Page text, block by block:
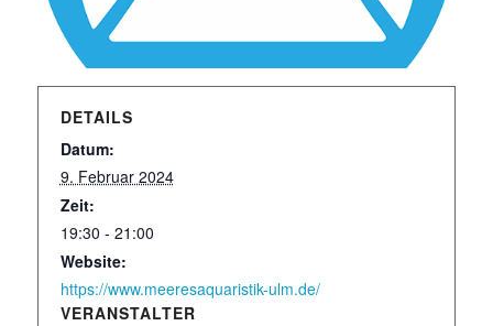
DETAILS
Datum:
9. Februar 2024
Zeit:
19:30 - 21:00
Website:
https://www.meeresaquaristik-ulm.de/
VERANSTALTER